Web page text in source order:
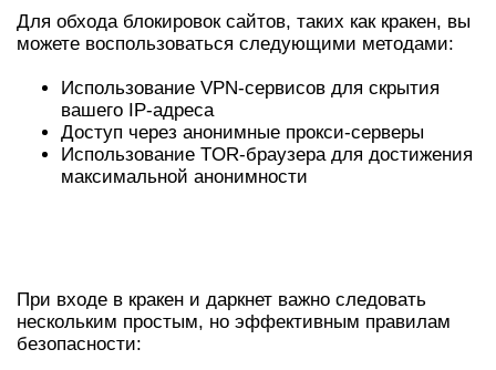
Для обхода блокировок сайтов, таких как кракен, вы
можете воспользоваться следующими методами:
Использование VPN-сервисов для скрытия
вашего IP-адреса
Доступ через анонимные прокси-серверы
Использование TOR-браузера для достижения
максимальной анонимности
При входе в кракен и даркнет важно следовать
нескольким простым, но эффективным правилам
безопасности: